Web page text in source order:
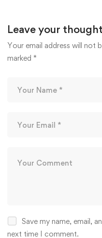
Leave your
Your email address will not
marked *
Save my name, email,
next time I comment.